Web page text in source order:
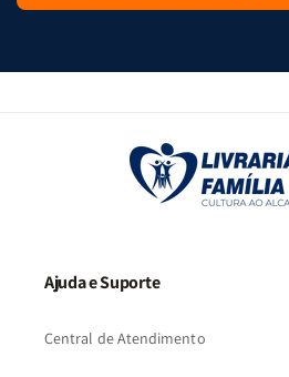
Ajuda e Suporte
Central de Atendimento